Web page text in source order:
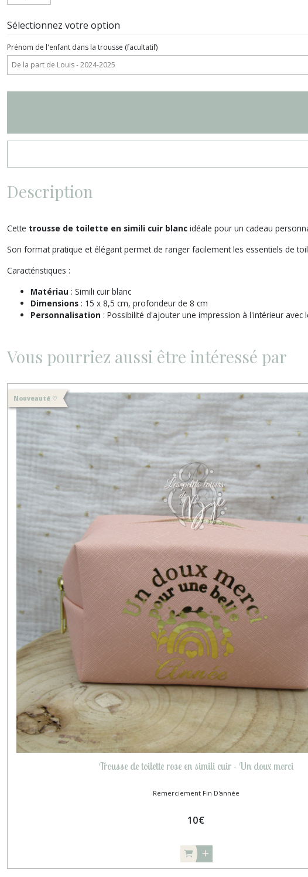
Sélectionnez votre option
Prénom de l'enfant dans la trousse (facultatif)
Description
Cette trousse de toilette en simili cuir blanc idéale pour un cadeau
Son format pratique et élégant permet de ranger facilement les essentiels de
Caractéristiques :
Matériau : Simili cuir blanc
Dimensions : 15 x 8,5 cm, profondeur de 8 cm
Personnalisation : Possibilité d'ajouter une impression à l'intérieur
Vous pourriez aussi être intéressé par
Nouveauté ♡
Trousse de toilette rose en simili cuir - Un doux merci
Remerciement Fin D'année
10€